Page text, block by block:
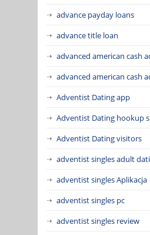
advance payday loans
advance title loan
advanced american cash
advanced american cash
Adventist Dating app
Adventist Dating hookup
Adventist Dating visitors
adventist singles adult
adventist singles Aplikacja
adventist singles pc
adventist singles review